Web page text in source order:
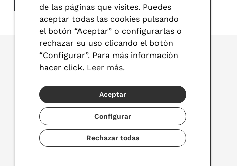
© 2026 Visionlab
de las páginas que visites. Puedes
aceptar todas las cookies pulsando
el botón “Aceptar” o configurarlas o
rechazar su uso clicando el botón
“Configurar”. Para más información
hacer click. Leer más.
Aceptar
Configurar
Rechazar todas